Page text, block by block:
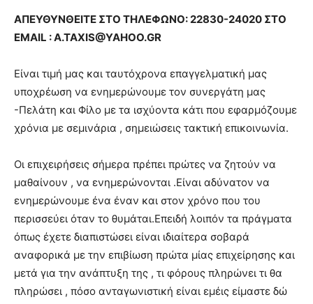
ΑΠΕΥΘΥΝΘΕΙΤΕ ΣΤΟ ΤΗΛΕΦΩΝΟ: 22830-24020 ΣΤΟ
EMAIL : A.TAXIS@YAHOO.GR
Είναι τιμή μας και ταυτόχρονα επαγγελματική μας
υποχρέωση να ενημερώνουμε τον συνεργάτη μας
-Πελάτη και Φίλο με τα ισχύοντα κάτι που εφαρμόζουμε
χρόνια με σεμινάρια , σημειώσεις τακτική επικοινωνία.
Οι επιχειρήσεις σήμερα πρέπει πρώτες να ζητούν να
μαθαίνουν , να ενημερώνονται .Είναι αδύνατον να
ενημερώνουμε ένα έναν και στον χρόνο που του
περισσεύει όταν το θυμάται.Επειδή λοιπόν τα πράγματα
όπως έχετε διαπιστώσει είναι ιδιαίτερα σοβαρά
αναφορικά με την επιβίωση πρώτα μίας επιχείρησης και
μετά για την ανάπτυξη της , τι φόρους πληρώνει τι θα
πληρώσει , πόσο ανταγωνιστική είναι εμέις είμαστε δώ